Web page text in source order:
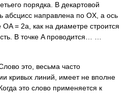
порядка. В декартовой
абсцисс направлена по OX, а ось
= 2a, как на диаметре строится
В точке A проводится… …
это, весьма часто
кривых линий, имеет не вполне
это слово применяется к